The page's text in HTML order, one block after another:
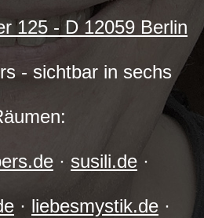
125 - D 12059 Berlin
- sichtbar in sechs
· susili.de ·
· liebesmystik.de ·